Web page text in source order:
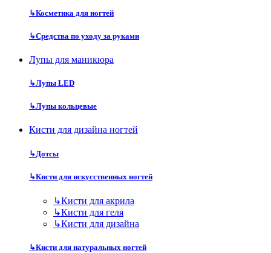
↳Косметика для ногтей
↳Средства по уходу за руками
Лупы для маникюра
↳Лупы LED
↳Лупы кольцевые
Кисти для дизайна ногтей
↳Дотсы
↳Кисти для искусственных ногтей
↳Кисти для акрила
↳Кисти для геля
↳Кисти для дизайна
↳Кисти для натуральных ногтей